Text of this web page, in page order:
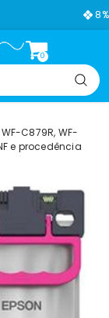
0
C879R, WF-
e procedência